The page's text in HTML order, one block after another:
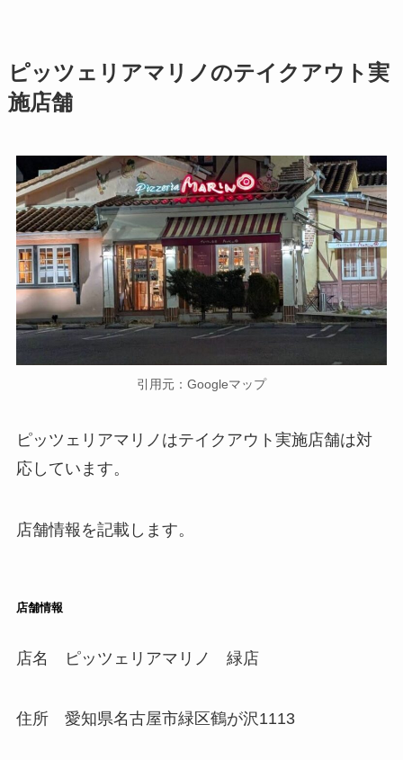
ピッツェリアマリノのテイクアウト実
施店舗
引用元：Googleマップ
ピッツェリアマリノはテイクアウト実施店舗は対
応しています。
店舗情報を記載します。
店舗情報
店名 ピッツェリアマリノ 緑店
住所 愛知県名古屋市緑区鶴が沢1113